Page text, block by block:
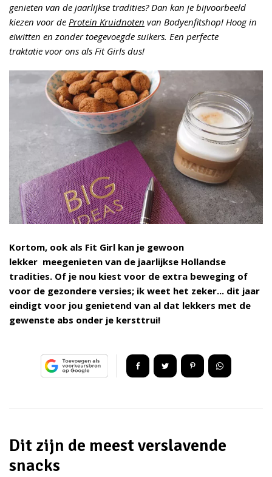
genieten van de jaarlijkse tradities? Dan kan je bijvoorbeeld
kiezen voor de Protein Kruidnoten van Bodyenfitshop! Hoog in
eiwitten en zonder toegevoegde suikers. Een perfecte
traktatie voor ons als Fit Girls dus!
Kortom, ook als Fit Girl kan je gewoon
lekker meegenieten van de jaarlijkse Hollandse
tradities. Of je nou kiest voor de extra beweging of
voor de gezondere versies; ik weet het zeker... dit jaar
eindigt voor jou genietend van al dat lekkers met de
gewenste abs onder je kersttrui!
Dit zijn de meest verslavende
snacks